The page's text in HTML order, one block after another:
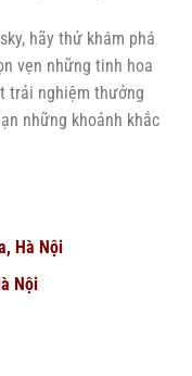
hãy thử khám phá
vẹn những tinh hoa
trải nghiệm thưởng
những khoảnh khắc
Hà Nội
Nội